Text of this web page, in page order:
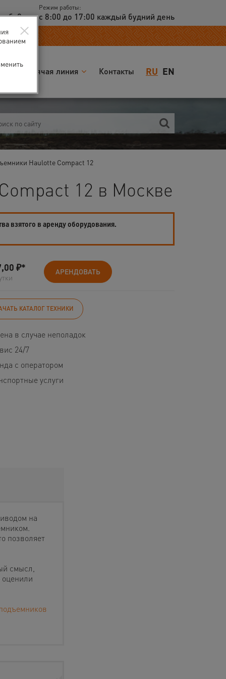
2
Режим работы:
с 8:00 до 17:00 каждый будний день
RU EN
Горячая линия Контакты
Haulotte Compact 12
12 в Москве
взятого в аренду оборудования.
₽* АРЕНДОВАТЬ
КАТАЛОГ ТЕХНИКИ
в случае неполадок
24/7
с оператором
услуги
на
позволяет
смысл,
×